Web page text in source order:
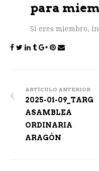
para
Si eres miembro,
navigation
ARTÍCULO ANTERIOR
2025-01-09_TARG
ASAMBLEA
ORDINARIA
ARAGÓN